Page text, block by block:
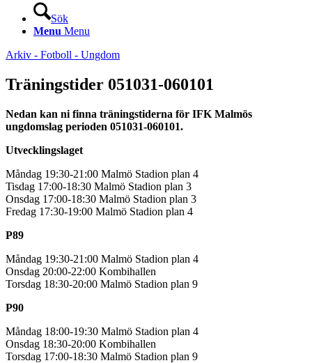
Sök
Menu Menu
Arkiv - Fotboll - Ungdom
Träningstider 051031-060101
Nedan kan ni finna träningstiderna för IFK Malmös
ungdomslag perioden 051031-060101.
Utvecklingslaget
Måndag 19:30-21:00 Malmö Stadion plan 4
Tisdag 17:00-18:30 Malmö Stadion plan 3
Onsdag 17:00-18:30 Malmö Stadion plan 3
Fredag 17:30-19:00 Malmö Stadion plan 4
P89
Måndag 19:30-21:00 Malmö Stadion plan 4
Onsdag 20:00-22:00 Kombihallen
Torsdag 18:30-20:00 Malmö Stadion plan 9
P90
Måndag 18:00-19:30 Malmö Stadion plan 4
Onsdag 18:30-20:00 Kombihallen
Torsdag 17:00-18:30 Malmö Stadion plan 9